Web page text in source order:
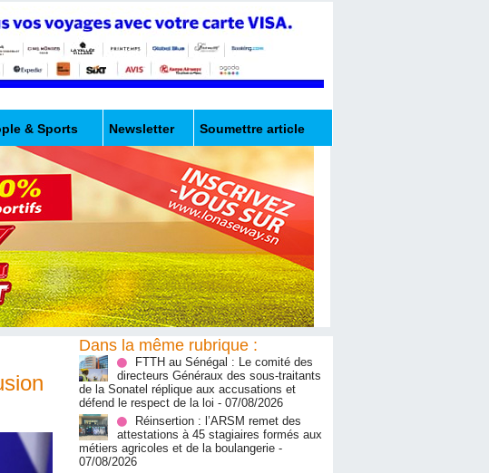
& Sports Newsletter Soumettre article
Dans la même rubrique :
FTTH au Sénégal : Le comité des
directeurs Généraux des sous-traitants
de la Sonatel réplique aux accusations et
défend le respect de la loi - 07/08/2026
Réinsertion : l’ARSM remet des
attestations à 45 stagiaires formés aux
métiers agricoles et de la boulangerie -
07/08/2026